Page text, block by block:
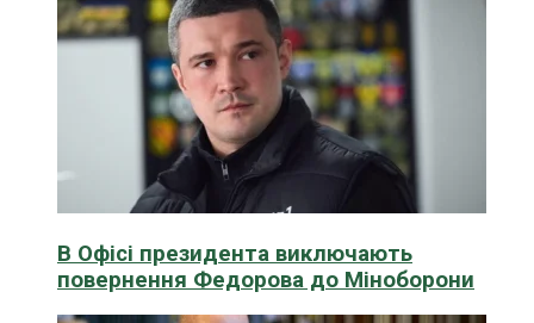
В Офісі президента виключають
повернення Федорова до Міноборони